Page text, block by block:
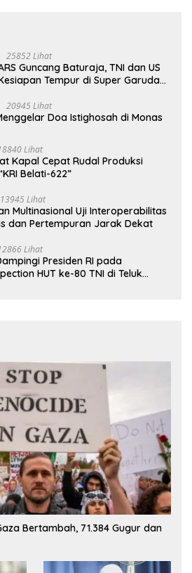
25852 Lihat
Guncang Baturaja, TNI dan US
Tempur di Super Garuda
20945 Lihat
Doa Istighosah di Monas
Lihat
Kapal Cepat Rudal Produksi
Belati-622”
13945 Lihat
Multinasional Uji Interoperabilitas
dan Pertempuran Jarak Dekat
Lihat
Presiden RI pada
HUT ke-80 TNI di Teluk
Bertambah, 71.384 Gugur dan